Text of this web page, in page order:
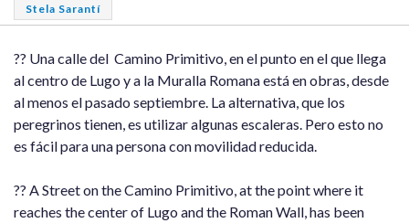
Stela Sarantí
?? Una calle del Camino Primitivo, en el punto en el que llega
al centro de Lugo y a la Muralla Romana está en obras, desde
al menos el pasado septiembre. La alternativa, que los
peregrinos tienen, es utilizar algunas escaleras. Pero esto no
es fácil para una persona con movilidad reducida.
?? A Street on the Camino Primitivo, at the point where it
reaches the center of Lugo and the Roman Wall, has been